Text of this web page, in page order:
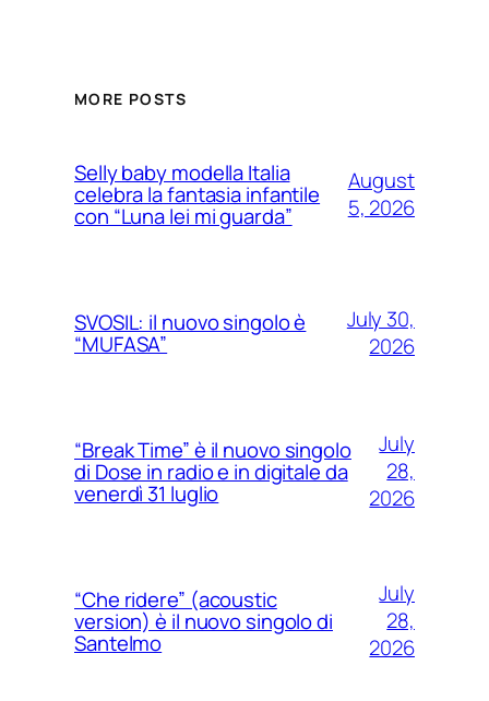
MORE POSTS
Selly baby modella Italia
celebra la fantasia infantile
con “Luna lei mi guarda”
August
5, 2026
SVOSIL: il nuovo singolo è
“MUFASA”
July 30,
2026
“Break Time” è il nuovo singolo
di Dose in radio e in digitale da
venerdì 31 luglio
July
28,
2026
“Che ridere” (acoustic
version) è il nuovo singolo di
Santelmo
July
28,
2026